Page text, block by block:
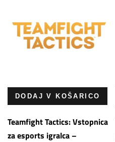
DODAJ V KOŠARICO
Teamfight Tactics: Vstopnica
za esports igralca –